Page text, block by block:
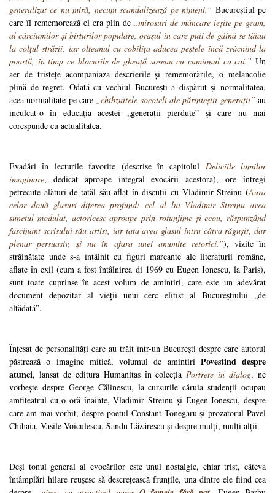
generalizat ce nu miră, necum scandalizează pe nimeni.” Bucureștiul pe
care îl rememorează el era plin de „mirosuri de mâncare ieșite pe geam,
al cârciumilor și birturilor populare, orașul în care puii de găină se tăiau
la colțul străzii, iar olteanul cu cobilița aducea peștele încă zvâcnind la
poartă, în timp ce blocurile de gheață soseau cu camionul cu cai.” Un
aer de tristețe acompaniază descrierile și rememorările, o melancolie
plină de regret. Odată cu vechiul București a dispărut și normalitatea,
acea normalitate pe care „chibzuitele socoteli ale părinteștii generații” au
inculcat-o în educația acestei „generații pierdute” și care nu mai
corespunde cu actualitatea.
Evadări în lecturile favorite (descrise în capitolul Deliciile lumilor
imaginare, dedicat aproape integral evocării acestora), ore întregi
petrecute alături de tatăl său aflat în discuții cu Vladimir Streinu (Aura
celor două glasuri diferea profund: cel al lui Vladimir Streinu avea
sunetul modulat, actoricesc aproape prin rotunjime și ecou, răspunzând
fascinant scrisului său artist, iar tata avea glasul întru câtva răgușit, dar
plenar persuasiv, și nu în afara unei anumite retorici.”), vizite în
străinătate unde s-a întâlnit cu figuri marcante ale literaturii române,
aflate în exil (cum a fost întâlnirea di 1969 cu Eugen Ionescu, la Paris),
sunt toate cuprinse în acest volum de amintiri, care este un adevărat
document depozitar al vieții unui cerc elitist al Bucureștiului „de
altădată”.
Înțesat de personalități care au trăit într-un București despre care autorul
păstrează o imagine mitică, volumul de amintiri Povestind despre
atunci, lansat de editura Humanitas în colecțiaPortrete în dialog, ne
vorbește despre George Călinescu, la cursurile căruia studenții ocupau
amfiteatrul cu o oră înainte, Vladimir Streinu și Eugen Ionescu, despre
care am mai vorbit, despre poetul Constant Tonegaru și prozatorul Pavel
Chihaia, Vasile Voiculescu, Sandu Lăzărescu și despre mulți, mulți alții.
Deși tonul general al evocărilor este unul nostalgic, chiar trist, câteva
întâmplări hilare reușesc să descrețească frunțile, una dintre ele fiind cea